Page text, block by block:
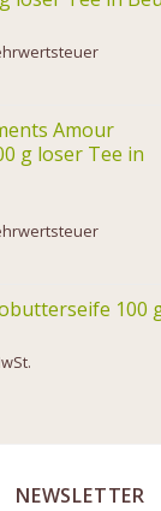
Amour
g loser Tee in
100
NEWSLETTER